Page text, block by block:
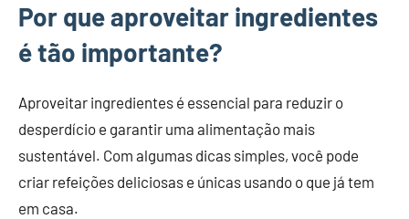
Por que aproveitar ingredientes
é tão importante?
Aproveitar ingredientes é essencial para reduzir o
desperdício e garantir uma alimentação mais
sustentável. Com algumas dicas simples, você pode
criar refeições deliciosas e únicas usando o que já tem
em casa.